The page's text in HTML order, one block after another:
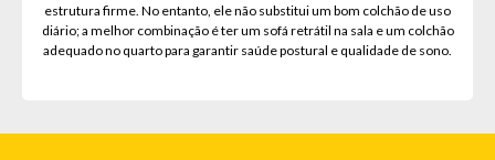
estrutura firme. No entanto, ele não substitui um bom colchão de uso
diário; a melhor combinação é ter um sofá retrátil na sala e um colchão
adequado no quarto para garantir saúde postural e qualidade de sono.